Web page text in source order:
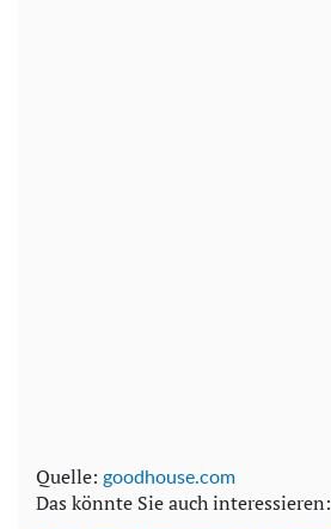
Quelle: goodhouse.com
Das könnte Sie auch interessieren: